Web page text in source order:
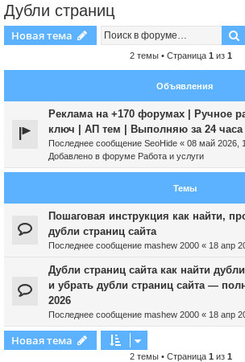
Дубли страниц
Новая тема
2 темы • Страница 1 из 1
Объявления
Реклама на +170 форумах | Ручное
ключ | АП тем | Выполняю за 24 часа
Последнее сообщение SeoHide « 08 май 2026,
Добавлено в форуме Работа и услуги
Темы
Пошаговая инструкция как найти,
дубли страниц сайта
Последнее сообщение mashew 2000 « 18 апр
Дубли страниц сайта как найти
и убрать дубли страниц сайта —
2026
Последнее сообщение mashew 2000 « 18 апр
Новая тема
2 темы • Страница 1 из 1